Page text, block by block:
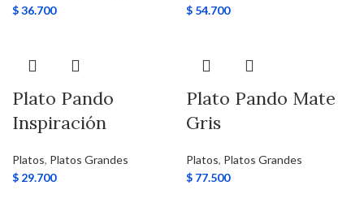
$36.700
$ 54.700
Plato Pando
Inspiración
Platos, Platos Grandes
$ 29.700
Plato Pando Mate
Gris
Platos, Platos Grandes
$ 77.500